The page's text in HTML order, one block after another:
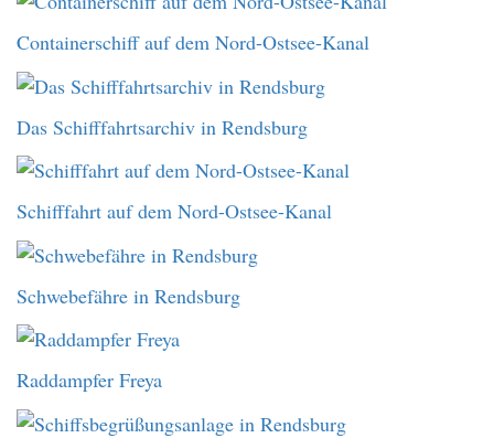
Containerschiff auf dem Nord-Ostsee-Kanal
Das Schifffahrtsarchiv in Rendsburg
Schifffahrt auf dem Nord-Ostsee-Kanal
Schwebefähre in Rendsburg
Raddampfer Freya